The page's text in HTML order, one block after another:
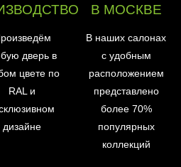
дверь в
цвете по
RAL и
дизайне
В МОСКВЕ
В наших салонах
с удобным
расположением
представлено
более 70%
популярных
коллекций